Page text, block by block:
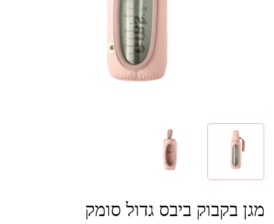
מגן בקבוק ביבס גדול סומק